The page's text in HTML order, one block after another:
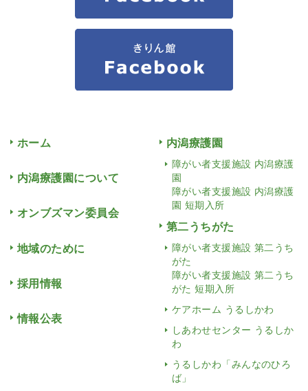
ホーム
内潟療護園について
オンブズマン委員会
地域のために
採用情報
情報公表
内潟療護園
障がい者支援施設 内潟療護
園
障がい者支援施設 内潟療護
園 短期入所
第二うちがた
障がい者支援施設 第二うち
がた
障がい者支援施設 第二うち
がた 短期入所
ケアホーム うるしかわ
しあわせセンター うるしか
わ
うるしかわ「みんなのひろ
ば」